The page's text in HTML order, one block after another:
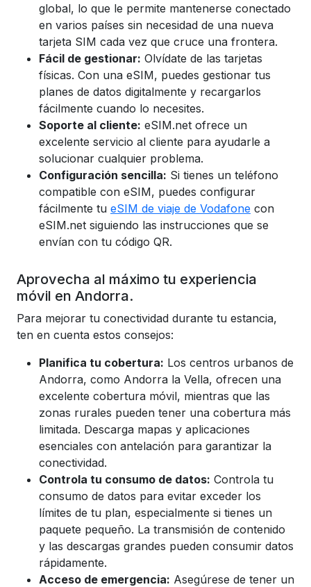
global, lo que le permite mantenerse conectado
en varios países sin necesidad de una nueva
tarjeta SIM cada vez que cruce una frontera.
Fácil de gestionar: Olvídate de las tarjetas
físicas. Con una eSIM, puedes gestionar tus
planes de datos digitalmente y recargarlos
fácilmente cuando lo necesites.
Soporte al cliente: eSIM.net ofrece un
excelente servicio al cliente para ayudarle a
solucionar cualquier problema.
Configuración sencilla: Si tienes un teléfono
compatible con eSIM, puedes configurar
fácilmente tu eSIM de viaje de Vodafone con
eSIM.net siguiendo las instrucciones que se
envían con tu código QR.
Aprovecha al máximo tu experiencia
móvil en Andorra.
Para mejorar tu conectividad durante tu estancia,
ten en cuenta estos consejos:
Planifica tu cobertura: Los centros urbanos de
Andorra, como Andorra la Vella, ofrecen una
excelente cobertura móvil, mientras que las
zonas rurales pueden tener una cobertura más
limitada. Descarga mapas y aplicaciones
esenciales con antelación para garantizar la
conectividad.
Controla tu consumo de datos: Controla tu
consumo de datos para evitar exceder los
límites de tu plan, especialmente si tienes un
paquete pequeño. La transmisión de contenido
y las descargas grandes pueden consumir datos
rápidamente.
Acceso de emergencia: Asegúrese de tener un